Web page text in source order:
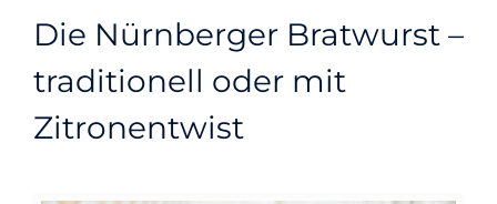
Die Nürnberger Bratwurst –
traditionell oder mit
Zitronentwist